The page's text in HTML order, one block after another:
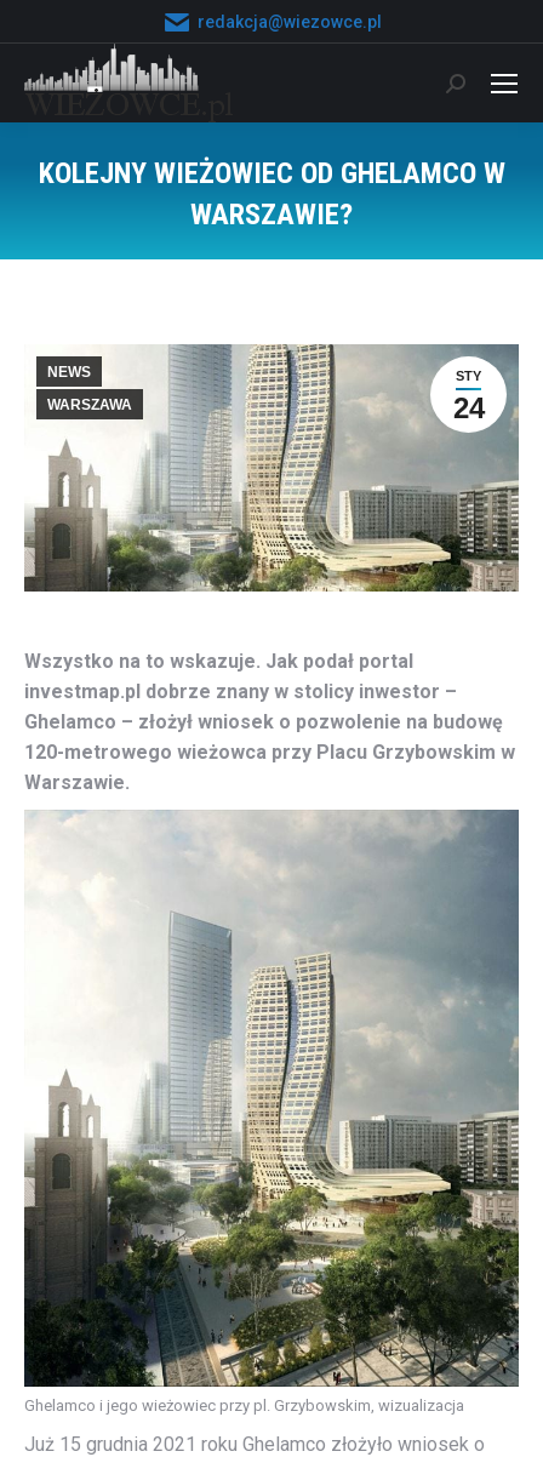
redakcja@wiezowce.pl
Szukaj:
KOLEJNY WIEŻOWIEC OD GHELAMCO W
WARSZAWIE?
STY
24
NEWS
WARSZAWA
Wszystko na to wskazuje. Jak podał portal
investmap.pl dobrze znany w stolicy inwestor –
Ghelamco – złożył wniosek o pozwolenie na budowę
120-metrowego wieżowca przy Placu Grzybowskim w
Warszawie.
Ghelamco i jego wieżowiec przy pl. Grzybowskim, wizualizacja
Już 15 grudnia 2021 roku Ghelamco złożyło wniosek o